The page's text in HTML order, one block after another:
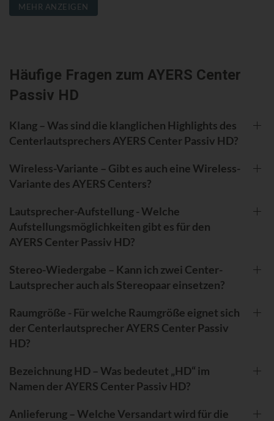
MEHR ANZEIGEN
Häufige Fragen zum AYERS Center
Passiv HD
Klang – Was sind die klanglichen Highlights des
Centerlautsprechers AYERS Center Passiv HD?
Wireless-Variante – Gibt es auch eine Wireless-
Variante des AYERS Centers?
Lautsprecher-Aufstellung - Welche
Aufstellungsmöglichkeiten gibt es für den
AYERS Center Passiv HD?
Stereo-Wiedergabe – Kann ich zwei Center-
Lautsprecher auch als Stereopaar einsetzen?
Raumgröße - Für welche Raumgröße eignet sich
der Centerlautsprecher AYERS Center Passiv
HD?
Bezeichnung HD – Was bedeutet „HD“ im
Namen der AYERS Center Passiv HD?
Anlieferung – Welche Versandart wird für die